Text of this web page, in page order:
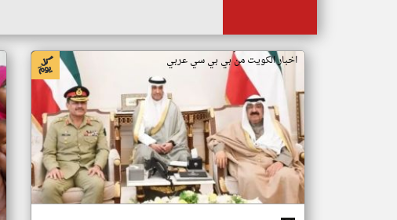
اخبار الكويت من بي بي سي عربي